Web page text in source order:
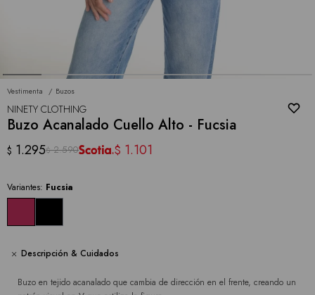
Vestimenta Buzos
NINETY CLOTHING
Buzo Acanalado Cuello Alto - Fucsia
$ 1.295$ 2.590 $ 1.101
Variantes: Fucsia
Descripción & Cuidados
Buzo en tejido acanalado que cambia de dirección en el frente, creando un